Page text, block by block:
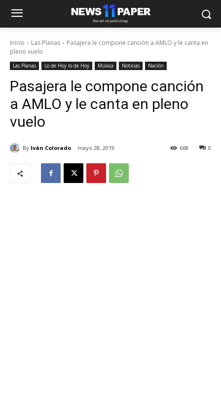
Inicio Las Planas
Pasajera le compone canción a AMLO y le canta en
pleno vuelo
Las Planas Lo de Hoy lo de Hoy Música Noticias Nación
Pasajera le compone canción
a AMLO y le canta en pleno
vuelo
By Iván Colorado mayo 28, 2019 0
668